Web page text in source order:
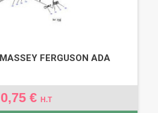
FERGUSON ADA
0,75 € H.T